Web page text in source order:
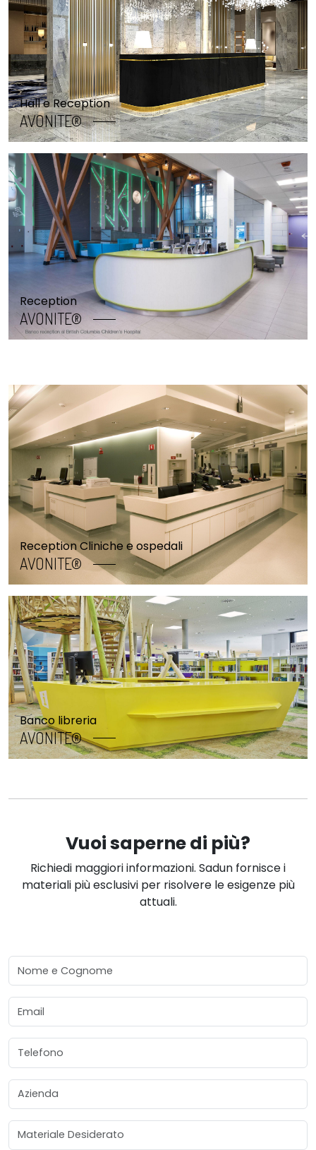
Hall e Reception
AVONITE®
Reception
AVONITE®
Reception Cliniche e ospedali
AVONITE®
Banco libreria
AVONITE®
Vuoi saperne di più?
Richiedi maggiori informazioni. Sadun fornisce i
materiali più esclusivi per risolvere le esigenze più
attuali.
Nome e Cognome
Email
Telefono
Azienda
Materiale Desiderato